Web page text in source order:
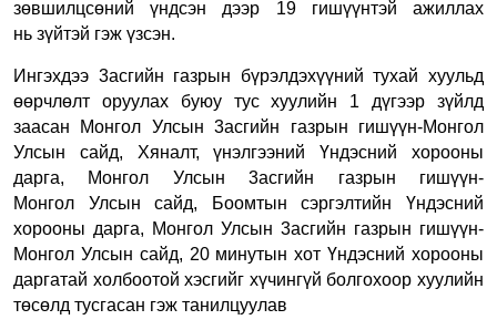
зөвшилцсөний үндсэн дээр 19 гишүүнтэй ажиллах
нь зүйтэй гэж үзсэн.
Ингэхдээ 3асгийн газрын бүрэлдэхүүний тухай хуульд
өөрчлөлт оруулах буюу тус хуулийн 1 дүгээр
зүйлд
заасан Монгол Улсын 3асгийн газрын гишүүн-Монгол
Улсын сайд, Хяналт, үнэлгээний Үндэсний хорооны
дарга, Монгол Улсын 3асгийн газрын гишүүн-
Монгол
Улсын сайд, Боомтын сэргэлтийн Үндэсний
хорооны дарга, Монгол Улсын 3асгийн газрын гишүүн-
Монгол Улсын сайд, 20 минутын хот Үндэсний хорооны
даргатай холбоотой хэсгийг хүчингүй болгохоор хуулийн
төсөлд тусгасан гэж танилцуулав